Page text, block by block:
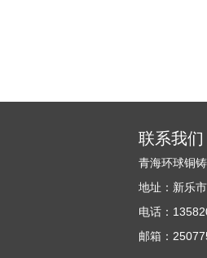
联系我们
青海环球铜
地址：新乐
电话：
邮箱：